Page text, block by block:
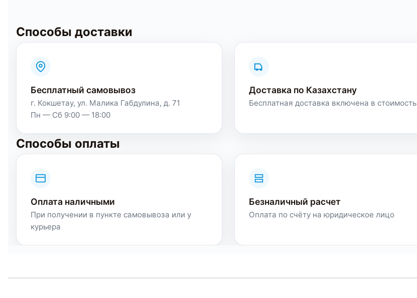
Способы доставки
Бесплатный самовывоз
г. Кокшетау, ул. Малика Габдулина, д. 71
Пн — Сб 9:00 — 18:00
Доставка по Казахстану
Бесплатная доставка включена в стоимость
Способы оплаты
Оплата наличными
При получении в пункте самовывоза или у
курьера
Безналичный расчет
Оплата по счёту на юридическое лицо